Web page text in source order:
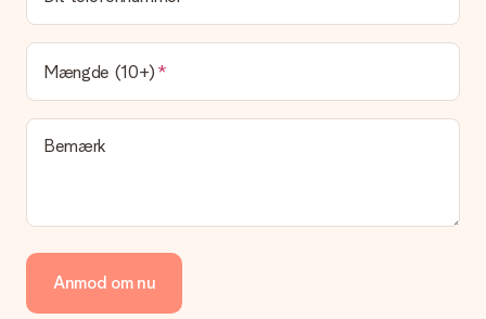
Leveringstiden findes på gavens produktside. Du kan stole på,
at vores postfirma leverer din gave på denne dag.
Hvilke leveringsmuligheder kan jeg vælge?
I øjeblikket er det ikke (endnu) muligt at vælge en
leveringsindstilling. Den gave, du vil bestille, sendes enten som
en pakke eller som postkasse levering. Vil du gerne vide
hvilken måde din ordre sendes på? Kontakt venligst vores
Vi tilbyder følgende betalingsmetoder: Dankort, Paypal,
kreditkort, faktura via Klarna eller bankoverførsel. I tilfælde af
manuel betaling overførsel, skal du tage højde for en ekstra 3
Mængde (10+)
Bemærk
Anmod om nu